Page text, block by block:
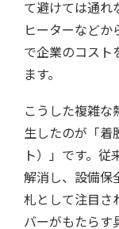
て避けては通れ
ヒーターなどか
で企業のコスト
ます。
こうした複雑な
生したのが「着
ト）」です。従
解消し、設備保
札として注目さ
バーがもたらす